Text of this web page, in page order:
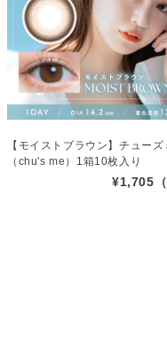
【モイストブラウン】チューズ
（chu's me）1箱10枚入り
¥1,705